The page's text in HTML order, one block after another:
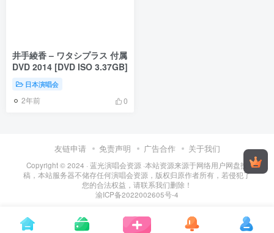
井手綾香 – ワタシプラス 付属
DVD 2014 [DVD ISO 3.37GB]
日本演唱会
2年前 0
友链申请 免责声明 广告合作 关于我们
Copyright © 2024 · 蓝光演唱会资源 ·本站资源来源于网络用户网盘投
稿，本站服务器不储存任何演唱会资源，版权归原作者所有，若侵犯了
您的合法权益，请联系我们删除！
渝ICP备2022002605号-4